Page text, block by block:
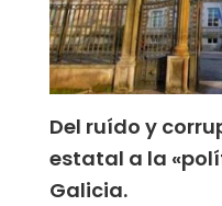
Del ruído y
estatal a la
Galicia.